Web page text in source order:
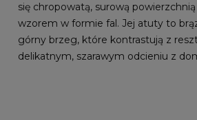
się chropowatą, surową
wzorem w formie fal. Jej atuty to
górny brzeg, które kontrastują z
delikatnym, szarawym odcieniu z